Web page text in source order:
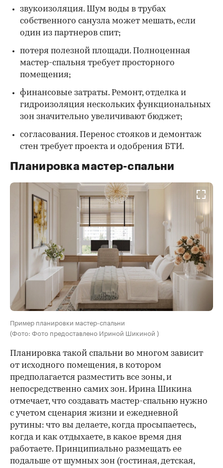
звукоизоляция. Шум воды в трубах
собственного санузла может мешать, если
один из партнеров спит;
потеря полезной площади. Полноценная
мастер-спальня требует просторного
помещения;
финансовые затраты. Ремонт, отделка и
гидроизоляция нескольких функциональных
зон значительно увеличивают бюджет;
согласования. Перенос стояков и демонтаж
стен требует проекта и одобрения БТИ.
Планировка мастер-спальни
Пример планировки мастер-спальни
(Фото: Фото предоставлено Ириной Шикиной )
Планировка такой спальни во многом зависит
от исходного помещения, в котором
предполагается разместить все зоны, и
непосредственно самих зон. Ирина Шикина
отмечает, что создавать мастер-спальню нужно
с учетом сценария жизни и ежедневной
рутины: что вы делаете, когда просыпаетесь,
когда и как отдыхаете, в какое время дня
работаете. Принципиально размещать ее
подальше от шумных зон (гостиная, детская,